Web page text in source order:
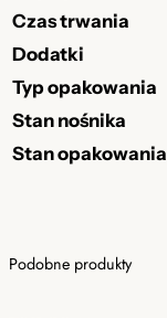
Czas trwania
Dodatki
Typ opakowania
Stan nośnika
Stan opakowania
Podobne produkty